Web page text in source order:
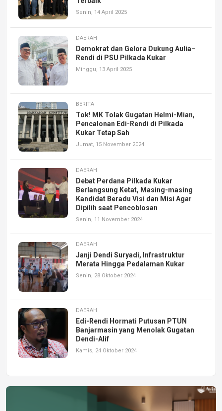
Senin, 14 April 2025
DAERAH
Demokrat dan Gelora Dukung Aulia–
Rendi di PSU Pilkada Kukar
Minggu, 13 April 2025
BERITA
Tok! MK Tolak Gugatan Helmi-Mian,
Pencalonan Edi-Rendi di Pilkada
Kukar Tetap Sah
Jumat, 15 November 2024
DAERAH
Debat Perdana Pilkada Kukar
Berlangsung Ketat, Masing-masing
Kandidat Beradu Visi dan Misi Agar
Dipilih saat Pencoblosan
Senin, 11 November 2024
DAERAH
Janji Dendi Suryadi, Infrastruktur
Merata Hingga Pedalaman Kukar
Senin, 28 Oktober 2024
DAERAH
Edi-Rendi Hormati Putusan PTUN
Banjarmasin yang Menolak Gugatan
Dendi-Alif
Kamis, 24 Oktober 2024